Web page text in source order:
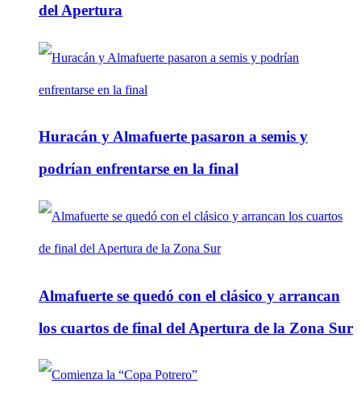
del Apertura
Huracán y Almafuerte pasaron a semis y
podrían enfrentarse en la final
Almafuerte se quedó con el clásico y arrancan
los cuartos de final del Apertura de la Zona Sur